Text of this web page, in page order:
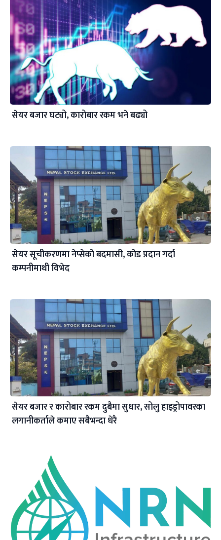
सेयर बजार घट्यो, कारोबार रकम भने बढ्यो
सेयर सूचीकरणमा नेप्सेको बदमासी, कोड प्रदान गर्दा
कम्पनीमाथी विभेद
सेयर बजार र कारोबार रकम दुबैमा सुधार, सोलु हाइड्रोपावरका
लगानीकर्ताले कमाए सबैभन्दा धेरै